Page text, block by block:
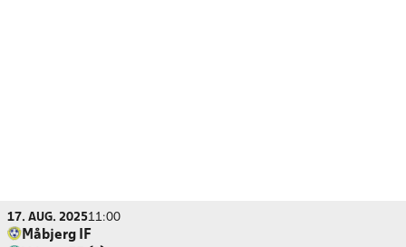
17. AUG. 202511:00
Måbjerg IF